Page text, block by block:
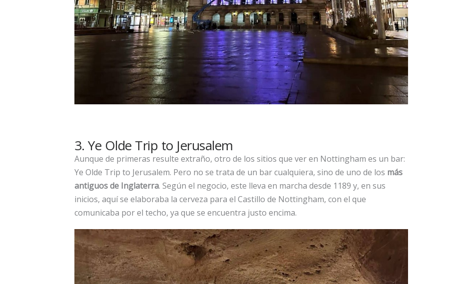
3. Ye Olde Trip to Jerusalem
Aunque de primeras resulte extraño, otro de los sitios que ver en Nottingham es un bar:
Ye Olde Trip to Jerusalem. Pero no se trata de un bar cualquiera, sino de uno de los más
antiguos de Inglaterra. Según el negocio, este lleva en marcha desde 1189 y, en sus
inicios, aquí se elaboraba la cerveza para el Castillo de Nottingham, con el que
comunicaba por el techo, ya que se encuentra justo encima.